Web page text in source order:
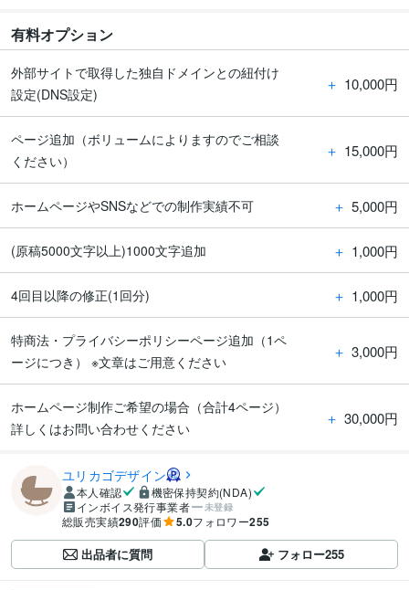
有料オプション
外部サイトで取得した独自ドメインとの紐付け
設定(DNS設定)
＋ 10,000円
ページ追加（ボリュームによりますのでご相談
ください）
＋ 15,000円
ホームページやSNSなどでの制作実績不可 ＋ 5,000円
(原稿5000文字以上)1000文字追加 ＋ 1,000円
4回目以降の修正(1回分) ＋ 1,000円
特商法・プライバシーポリシーページ追加（1ペ
ージにつき） ※文章はご用意ください
＋ 3,000円
ホームページ制作ご希望の場合（合計4ページ）
詳しくはお問い合わせください
＋ 30,000円
ユリカゴデザイン
本人確認
機密保持契約(NDA)
インボイス発行事業者
未登録
総販売実績290評価 5.0フォロワー255
出品者に質問 フォロー255